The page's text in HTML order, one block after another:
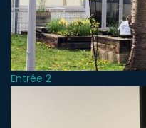
Entrée 2